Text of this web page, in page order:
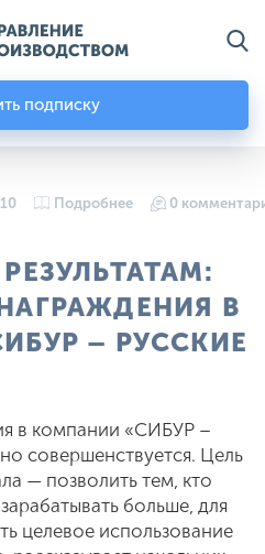
подписку
Подробнее 0
В
– РУССКИЕ
в компании «СИБУР –
совершенствуется. Цель
— позволить тем, кто
больше, для
целевое использование